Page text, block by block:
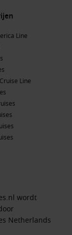
uitzichten.
baaien en
naar Santa
deze
Line
Line
wordt
Netherlands